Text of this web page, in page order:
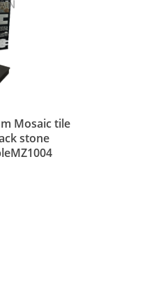
Mosaic tile
stone